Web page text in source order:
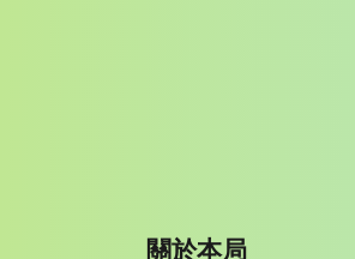
關於本局